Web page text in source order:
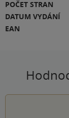
POČET STRAN
DATUM VYDÁNÍ
EAN